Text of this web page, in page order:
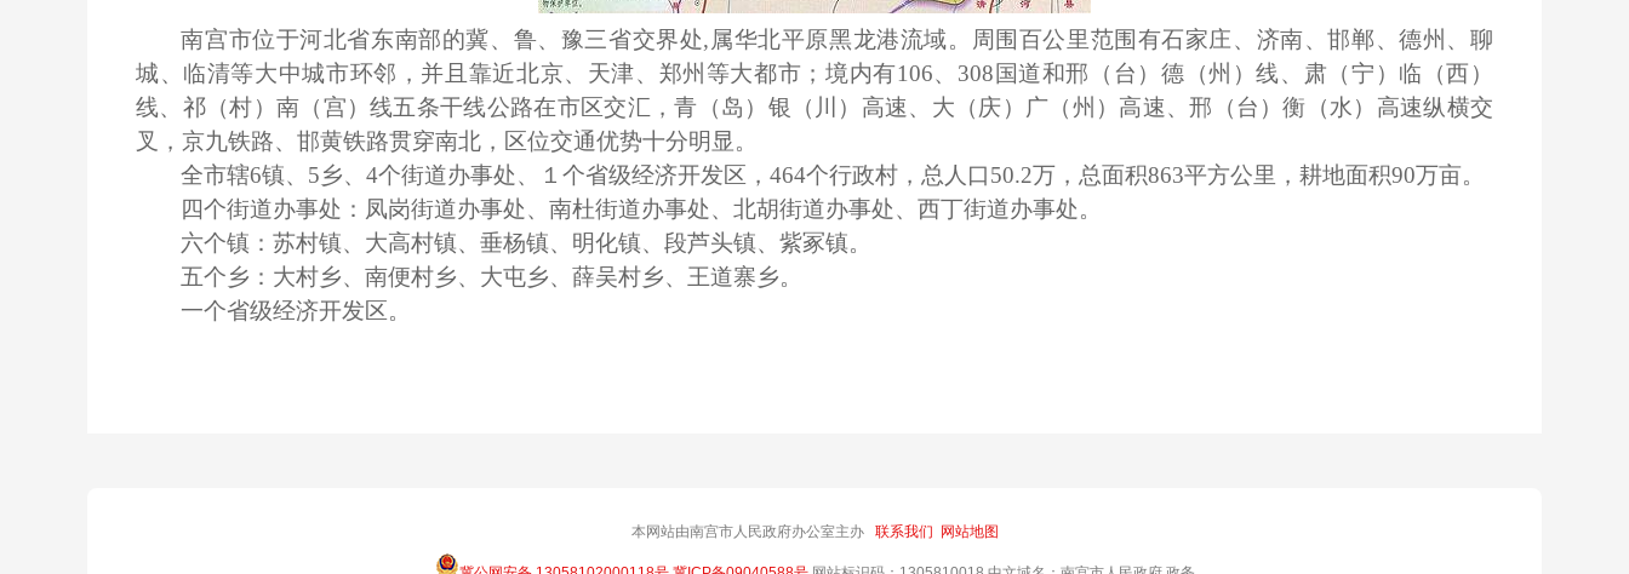
南宫市位于河北省东南部的冀、鲁、豫三省交界处,属华北平原黑龙港流域。周围百公里范围有石家庄、济南、邯郸、德州、聊
城、临清等大中城市环邻，并且靠近北京、天津、郑州等大都市；境内有106、308国道和邢（台）德（州）线、肃（宁）临（西）
线、祁（村）南（宫）线五条干线公路在市区交汇，青（岛）银（川）高速、大（庆）广（州）高速、邢（台）衡（水）高速纵横交
叉，京九铁路、邯黄铁路贯穿南北，区位交通优势十分明显。
全市辖6镇、5乡、4个街道办事处、１个省级经济开发区，464个行政村，总人口50.2万，总面积863平方公里，耕地面积90万亩。
四个街道办事处：凤岗街道办事处、南杜街道办事处、北胡街道办事处、西丁街道办事处。
六个镇：苏村镇、大高村镇、垂杨镇、明化镇、段芦头镇、紫冢镇。
五个乡：大村乡、南便村乡、大屯乡、薛吴村乡、王道寨乡。
一个省级经济开发区。
本网站由南宫市人民政府办公室主办 联系我们 网站地图